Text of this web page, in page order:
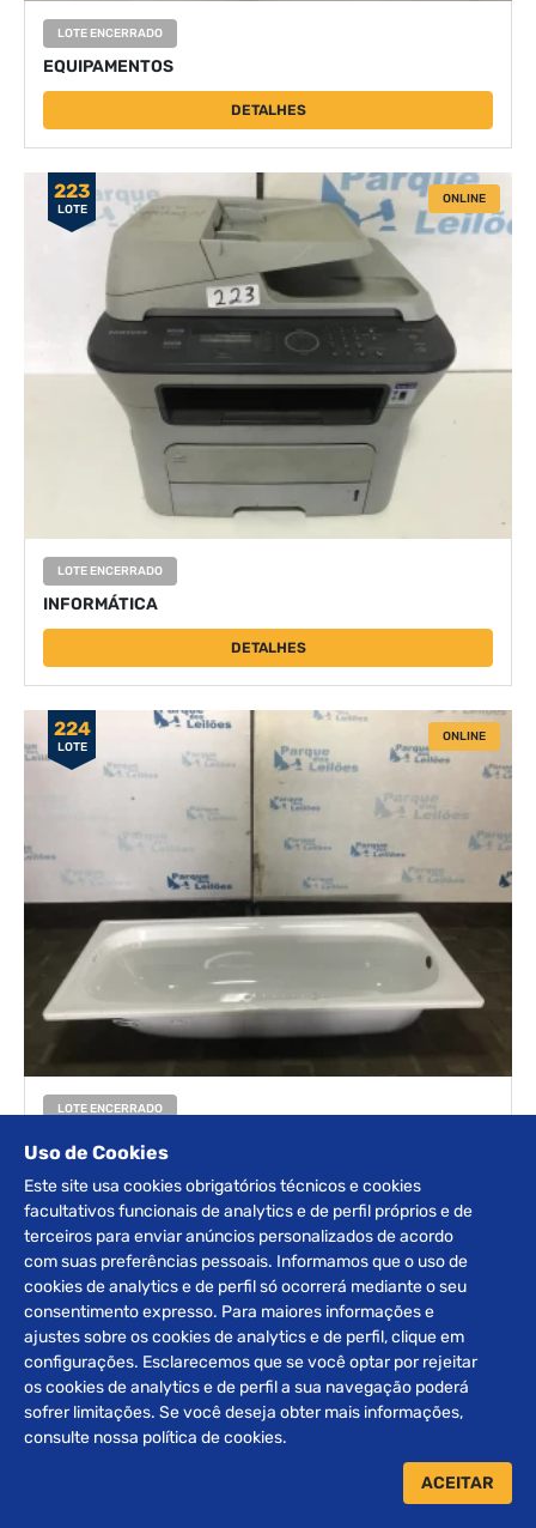
LOTE ENCERRADO
EQUIPAMENTOS
DETALHES
223
LOTE
ONLINE
LOTE ENCERRADO
INFORMÁTICA
DETALHES
224
LOTE
ONLINE
LOTE ENCERRADO
EQUIPAMENTOS
DETALHES
Receba nossos
INFORMATIVOS
ENVIAR
Uso de Cookies
Este site usa cookies obrigatórios técnicos e cookies
facultativos funcionais de analytics e de perfil próprios e de
terceiros para enviar anúncios personalizados de acordo
com suas preferências pessoais. Informamos que o uso de
cookies de analytics e de perfil só ocorrerá mediante o seu
consentimento expresso. Para maiores informações e
ajustes sobre os cookies de analytics e de perfil, clique em
configurações. Esclarecemos que se você optar por rejeitar
os cookies de analytics e de perfil a sua navegação poderá
sofrer limitações. Se você deseja obter mais informações,
consulte nossa política de cookies.
ACEITAR